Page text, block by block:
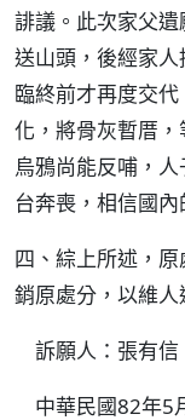
誹議。此次家父
送山頭，後經家人
臨終前才再度交
化，將骨灰暫厝，
烏鴉尚能反哺，
台奔喪，相信國內
四、綜上所述，
銷原處分，以維人
訴願人：張有信
中華民國82年5